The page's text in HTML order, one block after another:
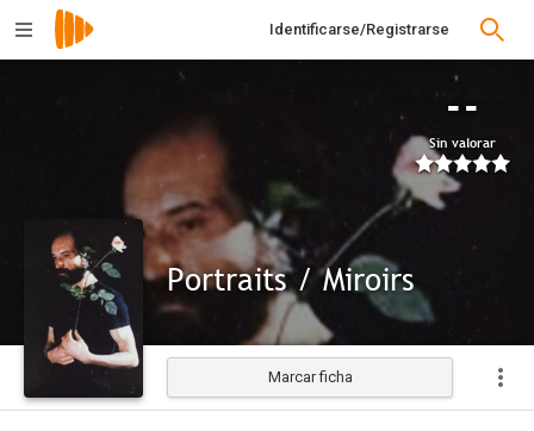
Identificarse/Registrarse
--
Sin valorar
Portraits / Miroirs
Marcar ficha